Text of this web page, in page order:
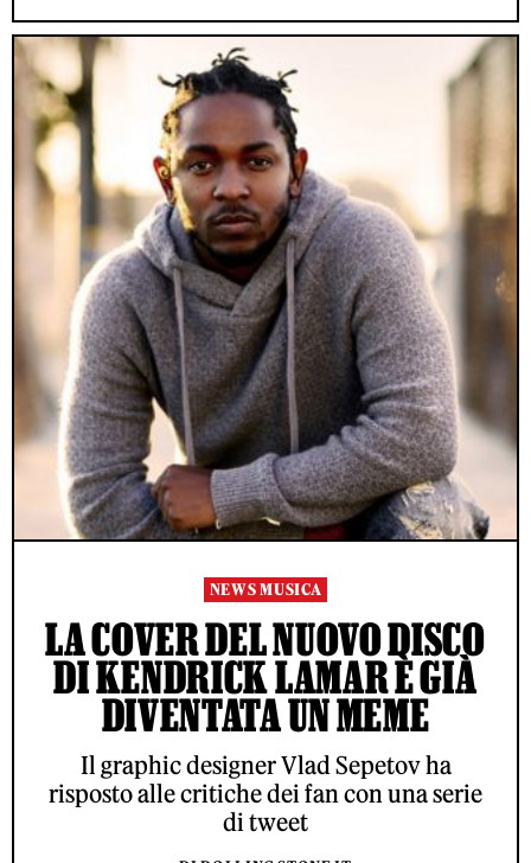
NEWS MUSICA
LA COVER DEL NUOVO DISCO
DI KENDRICK LAMAR È GIÀ
DIVENTATA UN MEME
Il graphic designer Vlad Sepetov ha
risposto alle critiche dei fan con una serie
di tweet